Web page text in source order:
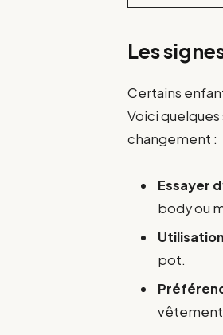
Les
Certains
Voici
changement :
Essayer
body ou
pot.